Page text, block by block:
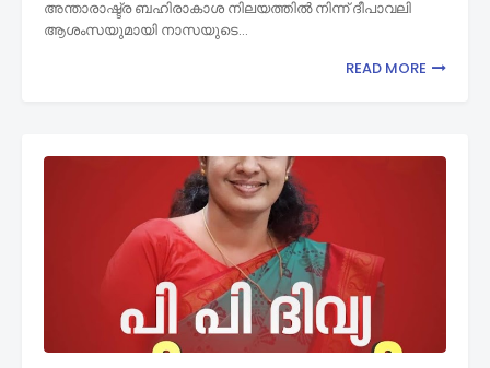
അന്താരാഷ്ട്ര ബഹിരാകാശ നിലയത്തില്‍ നിന്ന് ദീപാവലി
ആശംസയുമായി നാസയുടെ…
READ MORE